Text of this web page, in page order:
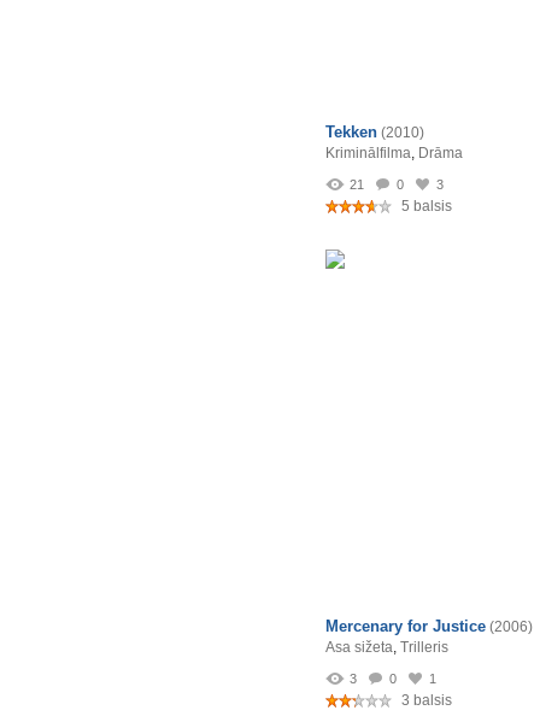
Tekken (2010)
Kriminālfilma, Drāma
21 0 3
5 balsis
Mercenary for Justice (2006)
Asa sižeta, Trilleris
3 0 1
3 balsis